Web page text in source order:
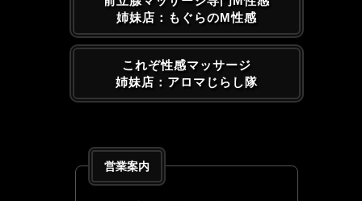
姉妹店：もぐらのM性感
これぞ性感マッサージ
姉妹店：アロマじらし隊
営業案内